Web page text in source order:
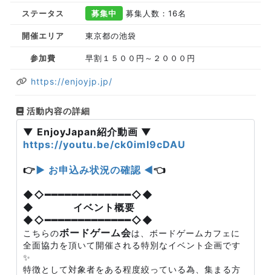
ステータス 募集中 募集人数：16名
開催エリア 東京都の池袋
参加費 早割１５００円～２０００円
https://enjoyjp.jp/
活動内容の詳細
▼ EnjoyJapan紹介動画 ▼
https://youtu.be/ck0imI9cDAU
👉▶ お申込み状況の確認 ◀👈
◆◇━━━━━━━━━━━━━◇◆
◆ イベント概要
◆◇━━━━━━━━━━━━━◇◆
こちらのボードゲーム会は、ボードゲームカフェに
全面協力を頂いて開催される特別なイベント企画です
✨
特徴として対象者をある程度絞っている為、集まる方